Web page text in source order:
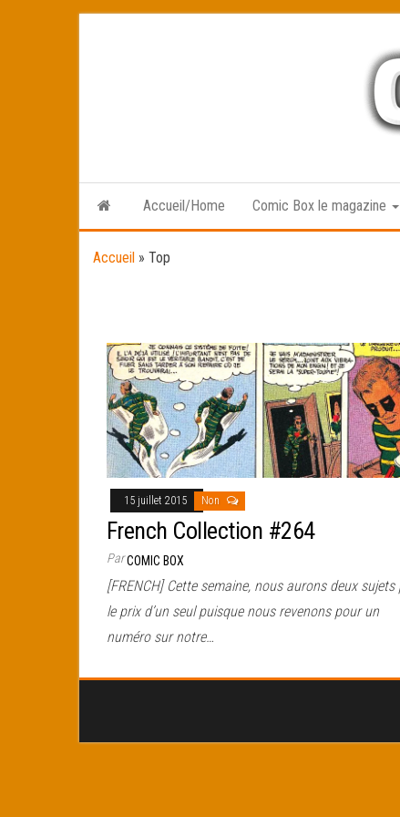
Accueil/Home Comic Box le magazine
Accueil » Top
15 juillet 2015 Non
French Collection #264
ParCOMIC BOX
[FRENCH] Cette semaine, nous aurons deux sujets
le prix d’un seul puisque nous revenons pour un
numéro sur notre…